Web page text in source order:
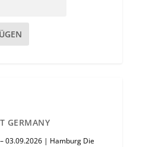
GERMANY
03.09.2026 | Hamburg Die